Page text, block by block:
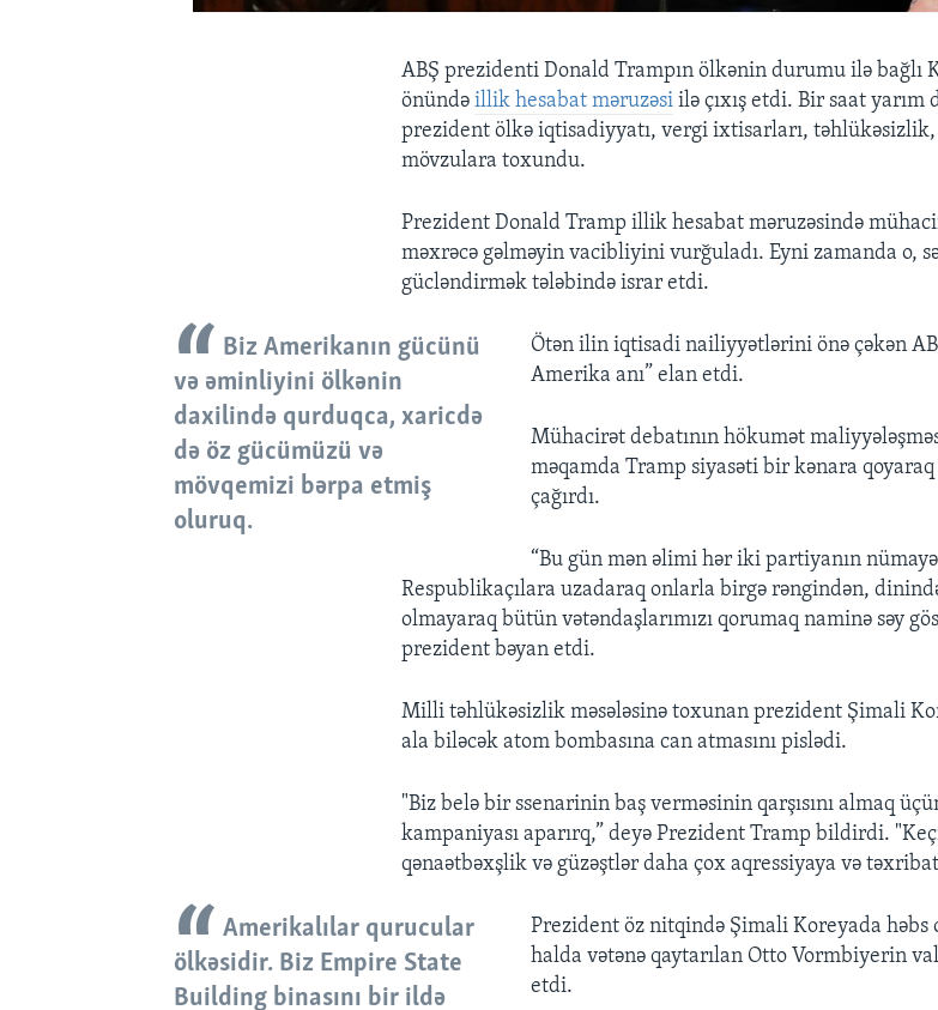
ABŞ prezidenti Donald Trampın ölkənin durumu ilə bağlı
önündəillik hesabat məruzəsi ilə çıxış etdi. Bir saat yarım
prezident ölkə iqtisadiyyatı, vergi ixtisarları,
mövzulara toxundu.
Prezident Donald Tramp illik hesabat məruzəsində
məxrəcə gəlməyin vacibliyini vurğuladı. Eyni zamanda o,
gücləndirmək tələbində israr etdi.
Biz Amerikanın gücünü
və əminliyini ölkənin
daxilində qurduqca, xaricdə
də öz gücümüzü və
mövqemizi bərpa etmiş
oluruq.
Ötən ilin iqtisadi nailiyyətlərini önə çəkən
Amerika anı” elan etdi.
Mühacirət debatının hökumət
məqamda Tramp siyasəti bir kənara
çağırdı.
“Bu gün mən əlimi hər iki partiyanın
Respublikaçılara uzadaraq onlarla birgə rəngindən,
olmayaraq bütün vətəndaşlarımızı qorumaq naminə səy
prezident bəyan etdi.
Milli təhlükəsizlik məsələsinə toxunan prezident Şimali
ala biləcək atom bombasına can atmasını pislədi.
"Biz belə bir ssenarinin baş verməsinin qarşısını almaq
kampaniyası aparırq,” deyə Prezident Tramp bildirdi.
qənaətbəxşlik və güzəştlər daha çox aqressiyaya və
Amerikalılar qurucular
ölkəsidir. Biz Empire State
Building binasını bir ildə
Prezident öz nitqində Şimali Koreyada
halda vətənə qaytarılan Otto Vormbiyerin
etdi.